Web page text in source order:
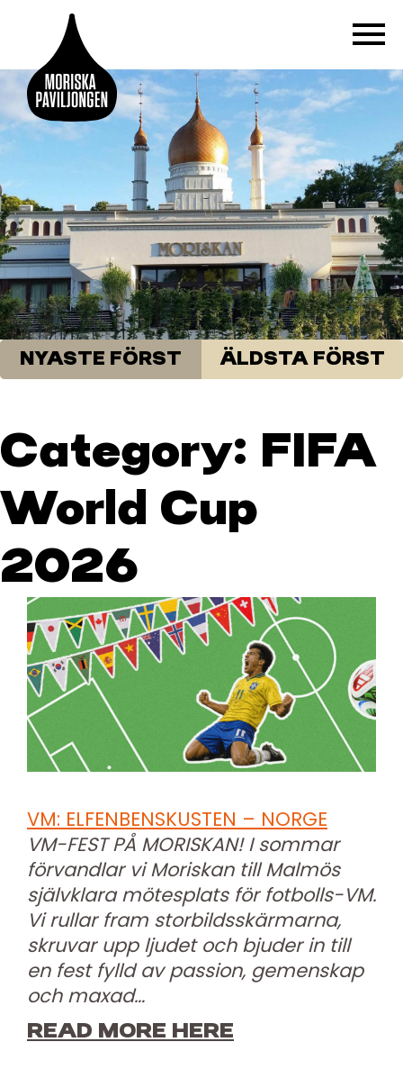
NYASTE FÖRST ÄLDSTA FÖRST
Category: FIFA
World Cup
2026
VM: ELFENBENSKUSTEN – NORGE
VM-FEST PÅ MORISKAN! I sommar
förvandlar vi Moriskan till Malmös
självklara mötesplats för fotbolls-VM.
Vi rullar fram storbildsskärmarna,
skruvar upp ljudet och bjuder in till
en fest fylld av passion, gemenskap
och maxad…
READ MORE HERE